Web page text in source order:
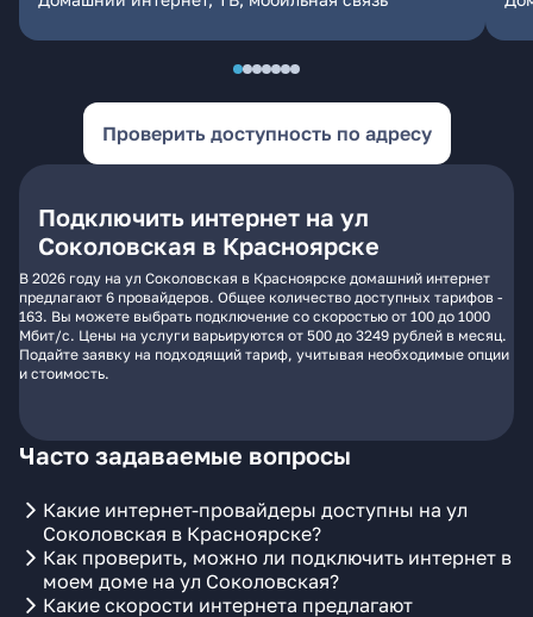
Проверить доступность по адресу
Подключить интернет на ул
Соколовская в Красноярске
В 2026 году на ул Соколовская в Красноярске домашний интернет
предлагают 6 провайдеров. Общее количество доступных тарифов -
163. Вы можете выбрать подключение со скоростью от 100 до 1000
Мбит/с. Цены на услуги варьируются от 500 до 3249 рублей в месяц.
Подайте заявку на подходящий тариф, учитывая необходимые опции
и стоимость.
Часто задаваемые вопросы
Какие интернет-провайдеры доступны на ул
Соколовская в Красноярске?
Как проверить, можно ли подключить интернет в
моем доме на ул Соколовская?
Какие скорости интернета предлагают